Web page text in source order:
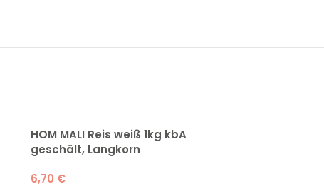
HOM MALI Reis weiß 1kg kbA
geschält, Langkorn
6,70 €